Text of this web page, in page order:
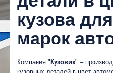
кузова
марок
Компания "Кузовик" –
кузовных деталей в цвет